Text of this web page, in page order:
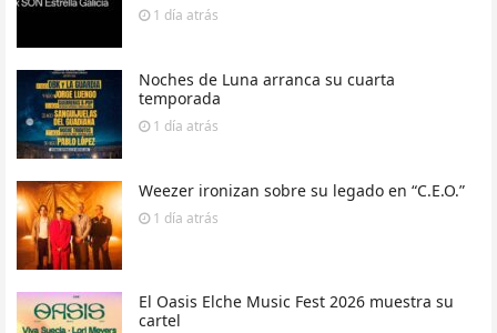
1 día atrás
Noches de Luna arranca su cuarta
temporada
1 día atrás
Weezer ironizan sobre su legado en “C.E.O.”
1 día atrás
El Oasis Elche Music Fest 2026 muestra su
cartel